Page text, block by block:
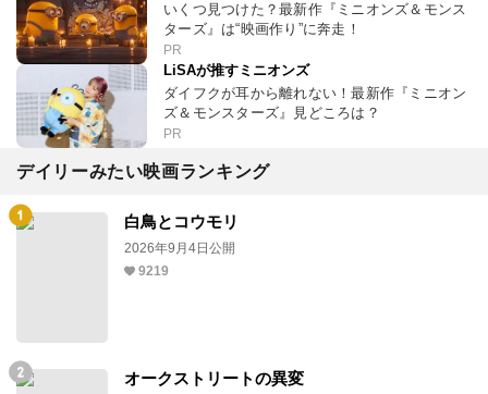
いくつ見つけた？最新作『ミニオンズ＆モンス
ターズ』は“映画作り”に奔走！
PR
LiSAが推すミニオンズ
ダイフクが耳から離れない！最新作『ミニオン
ズ＆モンスターズ』見どころは？
PR
デイリーみたい映画ランキング
白鳥とコウモリ
2026年9月4日公開
9219
オークストリートの異変